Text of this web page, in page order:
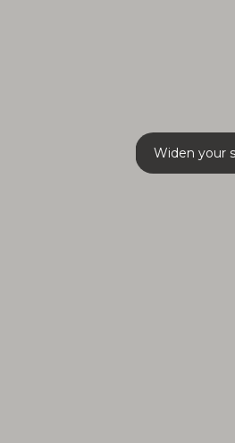
Widen your